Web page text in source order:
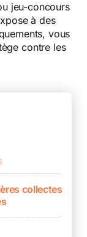
jeu-concours
à des
vous
contre les
collectes